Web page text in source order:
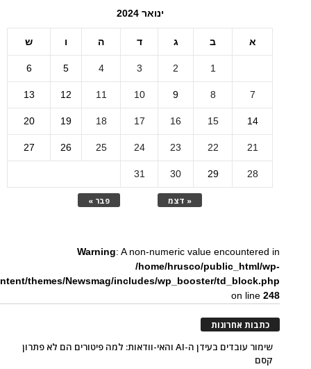
ינואר 2024
א ב ג ד ה ו ש
« דצמ פבר »
1
2
3
4
5
6
7
8
9
10
11
12
13
14
15
16
17
18
19
20
21
22
23
24
25
26
27
28
29
30
31
Warning: A non-numeric value encountered in
/home/hrusco/public_html/wp-
themes/Newsmag/includes/wp_booster/td_block.php
on line248
כתבות אחרונות
שימור עובדים בעידן ה-AI והאי-וודאות: למה פיטורים הם לא פתרון
קסם